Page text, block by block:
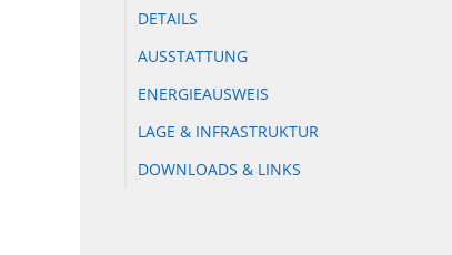
DETAILS
AUSSTATTUNG
ENERGIEAUSWEIS
LAGE & INFRASTRUKTUR
DOWNLOADS & LINKS